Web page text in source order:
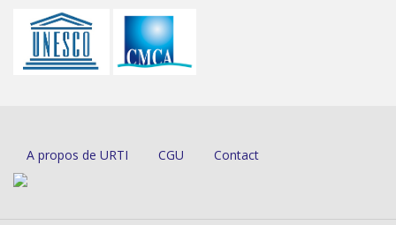
A propos de URTI CGU Contact